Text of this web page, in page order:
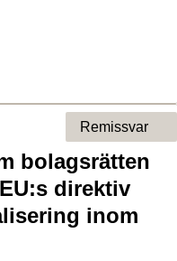
bolagsrätten
direktiv
inom
Remissvar